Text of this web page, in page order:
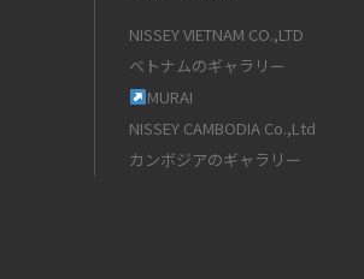
NISSEY VIETNAM CO.,LTD
ベトナムのギャラリー
MURAI
NISSEY CAMBODIA Co.,Ltd
カンボジアのギャラリー